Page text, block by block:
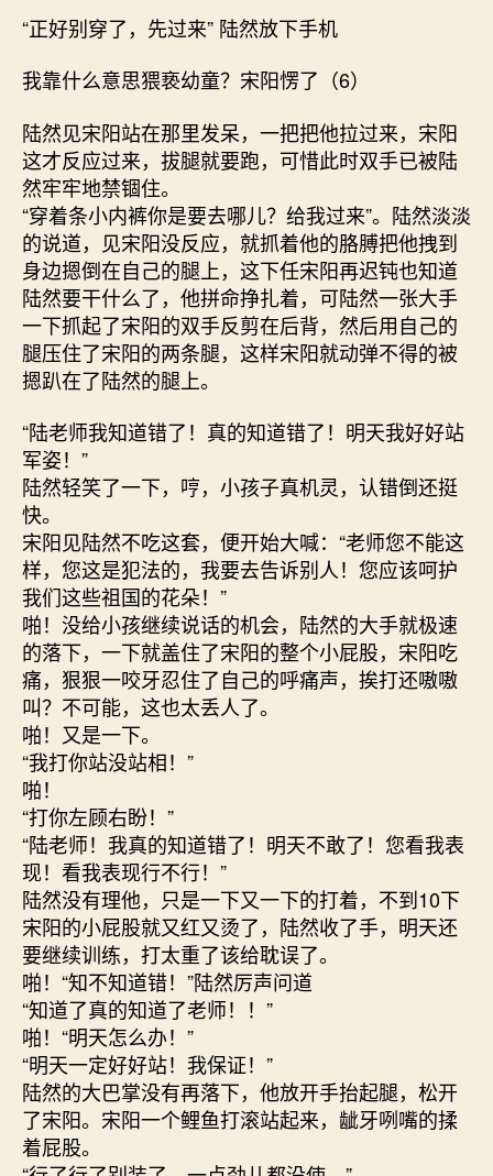
“正好别穿了，先过来” 陆然放下手机
我靠什么意思猥亵幼童？宋阳愣了（6）
陆然见宋阳站在那里发呆，一把把他拉过来，宋阳
这才反应过来，拔腿就要跑，可惜此时双手已被陆
然牢牢地禁锢住。
“穿着条小内裤你是要去哪儿？给我过来”。陆然淡淡
的说道，见宋阳没反应，就抓着他的胳膊把他拽到
身边摁倒在自己的腿上，这下任宋阳再迟钝也知道
陆然要干什么了，他拼命挣扎着，可陆然一张大手
一下抓起了宋阳的双手反剪在后背，然后用自己的
腿压住了宋阳的两条腿，这样宋阳就动弹不得的被
摁趴在了陆然的腿上。
“陆老师我知道错了！真的知道错了！明天我好好站
军姿！”
陆然轻笑了一下，哼，小孩子真机灵，认错倒还挺
快。
宋阳见陆然不吃这套，便开始大喊：“老师您不能这
样，您这是犯法的，我要去告诉别人！您应该呵护
我们这些祖国的花朵！”
啪！没给小孩继续说话的机会，陆然的大手就极速
的落下，一下就盖住了宋阳的整个小屁股，宋阳吃
痛，狠狠一咬牙忍住了自己的呼痛声，挨打还嗷嗷
叫？不可能，这也太丢人了。
啪！又是一下。
“我打你站没站相！”
啪！
“打你左顾右盼！”
“陆老师！我真的知道错了！明天不敢了！您看我表
现！看我表现行不行！”
陆然没有理他，只是一下又一下的打着，不到10下
宋阳的小屁股就又红又烫了，陆然收了手，明天还
要继续训练，打太重了该给耽误了。
啪！“知不知道错！”陆然厉声问道
“知道了真的知道了老师！！”
啪！“明天怎么办！”
“明天一定好好站！我保证！”
陆然的大巴掌没有再落下，他放开手抬起腿，松开
了宋阳。宋阳一个鲤鱼打滚站起来，龇牙咧嘴的揉
着屁股。